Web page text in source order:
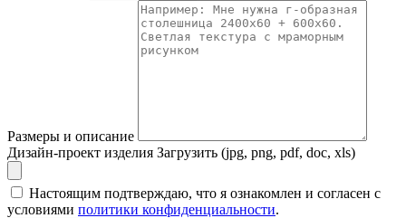
Размеры и описание
Дизайн-проект изделия Загрузить (jpg, png, pdf, doc, xls)
Настоящим подтверждаю, что я ознакомлен и согласен с
условиями политики конфиденциальности.